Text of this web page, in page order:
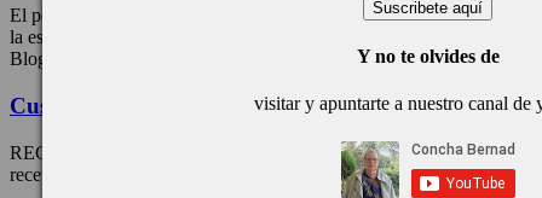
El perejil es una de las macetas más bellas de mi ventana y eso que
la estoy recortando ...
Blog Post
Cuscús de pollo al estilo marroquí, receta
RECETA PARA: » CUCHARAS SIN FRONTERAS» En esta
receta estamos hablando del típico cuscús al más tradicional estilo ...
Y no te olvides de
visitar y apuntarte a nuestro canal de